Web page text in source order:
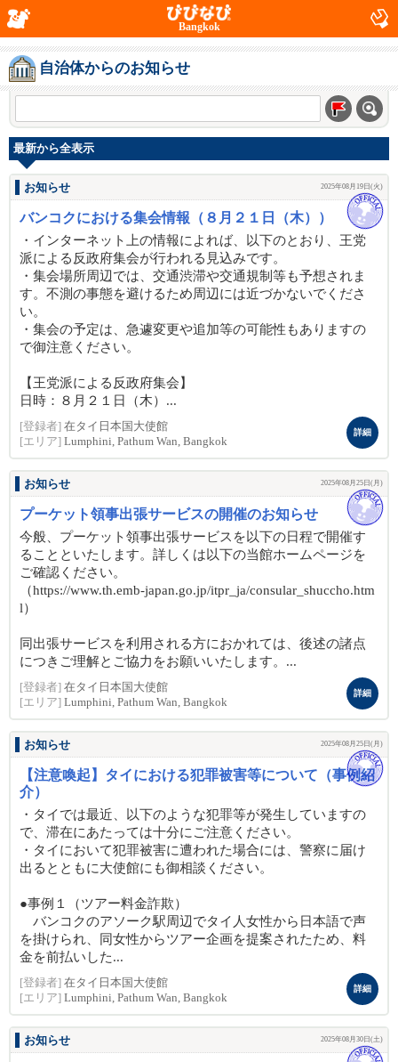
Bangkok
自治体からのお知らせ
最新から全表示
お知らせ 2025年08月19日(火)
バンコクにおける集会情報（８月２１日（木））
・インターネット上の情報によれば、以下のとおり、王党
派による反政府集会が行われる見込みです。
・集会場所周辺では、交通渋滞や交通規制等も予想されま
す。不測の事態を避けるため周辺には近づかないでくださ
い。
・集会の予定は、急遽変更や追加等の可能性もありますの
で御注意ください。
【王党派による反政府集会】
日時：８月２１日（木）...
[登録者] 在タイ日本国大使館
[エリア] Lumphini, Pathum Wan, Bangkok
詳細
お知らせ 2025年08月25日(月)
プーケット領事出張サービスの開催のお知らせ
今般、プーケット領事出張サービスを以下の日程で開催す
ることといたします。詳しくは以下の当館ホームページを
ご確認ください。
（https://www.th.emb-japan.go.jp/itpr_ja/consular_shuccho.htm
l）
同出張サービスを利用される方におかれては、後述の諸点
につきご理解とご協力をお願いいたします。...
[登録者] 在タイ日本国大使館
[エリア] Lumphini, Pathum Wan, Bangkok
詳細
お知らせ 2025年08月25日(月)
【注意喚起】タイにおける犯罪被害等について（事例紹
介）
・タイでは最近、以下のような犯罪等が発生していますの
で、滞在にあたっては十分にご注意ください。
・タイにおいて犯罪被害に遭われた場合には、警察に届け
出るとともに大使館にも御相談ください。
●事例１（ツアー料金詐欺）
バンコクのアソーク駅周辺でタイ人女性から日本語で声
を掛けられ、同女性からツアー企画を提案されたため、料
金を前払いした...
[登録者] 在タイ日本国大使館
[エリア] Lumphini, Pathum Wan, Bangkok
詳細
お知らせ 2025年08月30日(土)